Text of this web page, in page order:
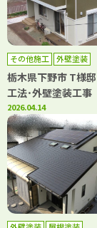
その他施工 外壁塗装
栃木県下野市 T様
工法･外壁塗装工事
2026.04.14